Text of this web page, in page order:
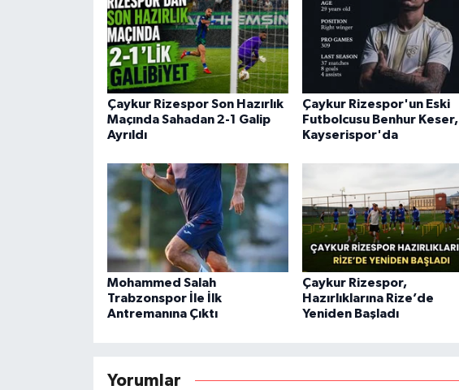
Çaykur Rizespor Son Hazırlık
Maçında Sahadan 2-1 Galip
Ayrıldı
Çaykur Rizespor'un Eski
Futbolcusu Benhur Keser,
Kayserispor'da
Mohammed Salah
Trabzonspor İle İlk
Antremanına Çıktı
Çaykur Rizespor,
Hazırlıklarına Rize’de
Yeniden Başladı
Yorumlar